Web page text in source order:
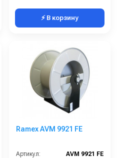
⚡ В корзину
Ramex AVM 9921 FE
Артикул:
AVM 9921 FE